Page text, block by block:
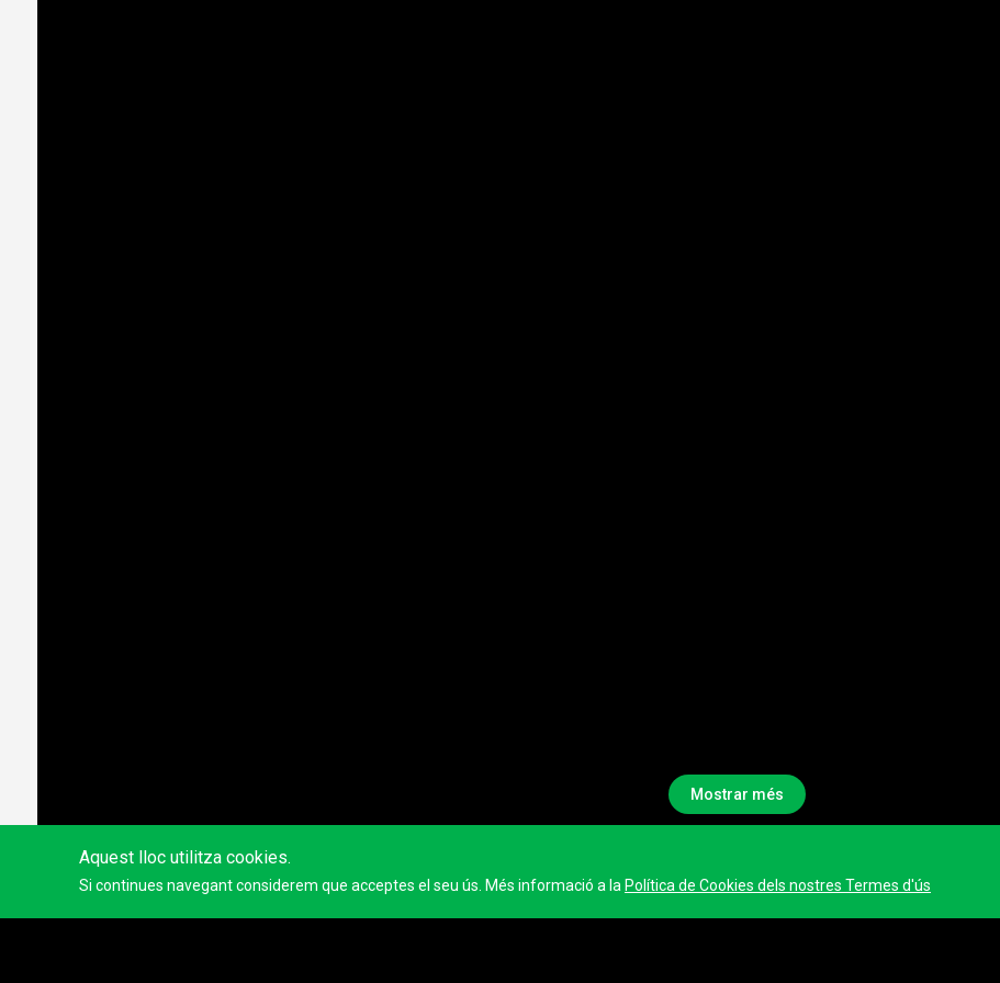
Mostrar més
Aquest lloc utilitza cookies.
Si continues navegant considerem que acceptes el seu ús. Més informació a la Política de Cookies dels nostres Termes d'ús